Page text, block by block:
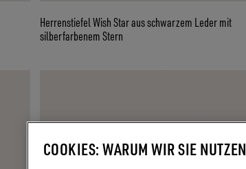
Herrenstiefel Wish Star aus schwarzem Leder mit
silberfarbenem Stern
COOKIES: WARUM WIR SIE NUTZEN